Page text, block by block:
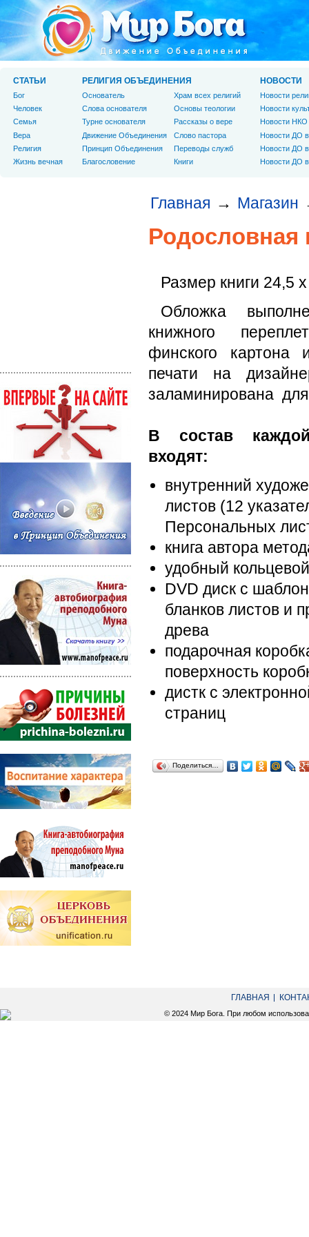
Главная → Магазин
Родословная
Размер книги 24,5
Обложка
книжного
финского картона
печати на
заламинирована
В состав
входят:
внутренний
листов (12
Персональных
книга автора
удобный
DVD диск с
бланков листов и
древа
подарочная
поверхность
дистк с
страниц
Поделиться…
СТАТЬИ
Бог
Человек
Cемья
Вера
Религия
Жизнь вечная
РЕЛИГИЯ ОБЪЕДИНЕНИЯ
Основатель
Слова основателя
Турне основателя
Движение Объединения
Принцип Объединения
Благословение
Храм всех религий
Основы теологии
Рассказы о вере
Слово пастора
Переводы служб
Книги
НОВОСТИ
Новости
Новости
Новости НКО
Новости ДО
Новости ДО
Новости ДО
ГЛАВНАЯ
© 2024 Мир Бога. При любом